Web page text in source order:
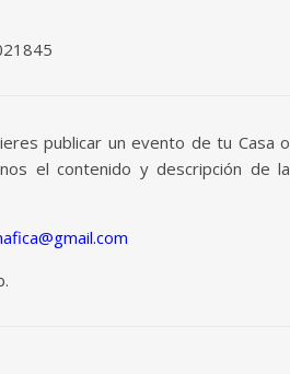
publicar un evento de tu Casa o
el contenido y descripción de la